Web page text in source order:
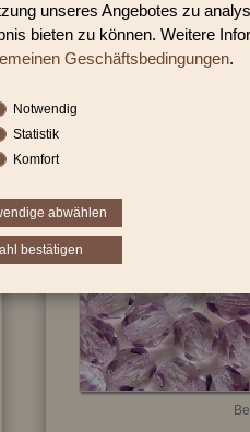
Sie befinden sich in
facettiert transparent
unseres Angebotes zu
bieten zu können. Weitere
Geschäftsbedingungen.
Notwendig
Statistik
Komfort
abwählen
bestätigen